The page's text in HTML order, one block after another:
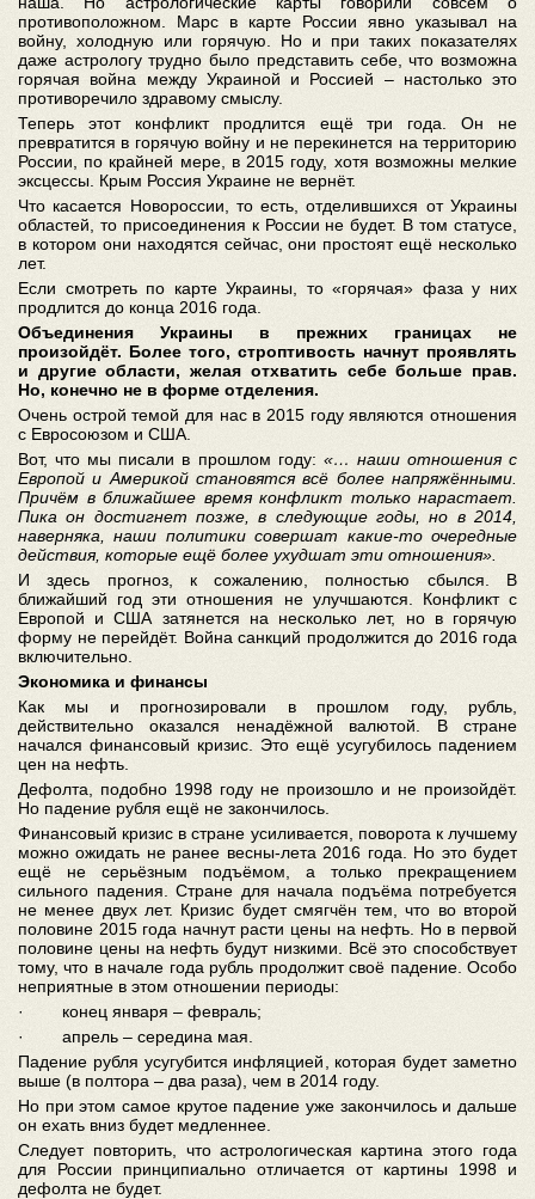
противоположном. Марс в карте России явно указывал на
войну, холодную или горячую. Но и при таких показателях
даже астрологу трудно было представить себе, что возможна
горячая война между Украиной и Россией – настолько это
противоречило здравому смыслу.
Теперь этот конфликт продлится ещё три года. Он не
превратится в горячую войну и не перекинется на территорию
России, по крайней мере, в 2015 году, хотя возможны мелкие
эксцессы. Крым Россия Украине не вернёт.
Что касается Новороссии, то есть, отделившихся от Украины
областей, то присоединения к России не будет. В том статусе,
в котором они находятся сейчас, они простоят ещё несколько
лет.
Если смотреть по карте Украины, то «горячая» фаза у них
продлится до конца 2016 года.
Объединения Украины в прежних границах не
произойдёт. Более того, строптивость начнут проявлять
и другие области, желая отхватить себе больше прав.
Но, конечно не в форме отделения.
Очень острой темой для нас в 2015 году являются отношения
с Евросоюзом и США.
Вот, что мы писали в прошлом году: «… наши отношения с
Европой и Америкой становятся всё более напряжёнными.
Причём в ближайшее время конфликт только нарастает.
Пика он достигнет позже, в следующие годы, но в 2014,
наверняка, наши политики совершат какие-то очередные
действия, которые ещё более ухудшат эти отношения».
И здесь прогноз, к сожалению, полностью сбылся. В
ближайший год эти отношения не улучшаются. Конфликт с
Европой и США затянется на несколько лет, но в горячую
форму не перейдёт. Война санкций продолжится до 2016 года
включительно.
Экономика и финансы
Как мы и прогнозировали в прошлом году, рубль,
действительно оказался ненадёжной валютой. В стране
начался финансовый кризис. Это ещё усугубилось падением
цен на нефть.
Дефолта, подобно 1998 году не произошло и не произойдёт.
Но падение рубля ещё не закончилось.
Финансовый кризис в стране усиливается, поворота к лучшему
можно ожидать не ранее весны-лета 2016 года. Но это будет
ещё не серьёзным подъёмом, а только прекращением
сильного падения. Стране для начала подъёма потребуется
не менее двух лет. Кризис будет смягчён тем, что во второй
половине 2015 года начнут расти цены на нефть. Но в первой
половине цены на нефть будут низкими. Всё это способствует
тому, что в начале года рубль продолжит своё падение. Особо
неприятные в этом отношении периоды:
· конец января – февраль;
· апрель – середина мая.
Падение рубля усугубится инфляцией, которая будет заметно
выше (в полтора – два раза), чем в 2014 году.
Но при этом самое крутое падение уже закончилось и дальше
он ехать вниз будет медленнее.
Следует повторить, что астрологическая картина этого года
для России принципиально отличается от картины 1998 и
дефолта не будет.